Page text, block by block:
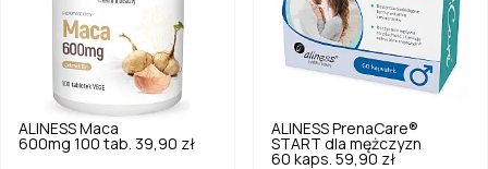
ALINESS Maca
600mg 100 tab. 39,90 zł
ALINESS PrenaCare®
START dla mężczyzn
60 kaps. 59,90 zł